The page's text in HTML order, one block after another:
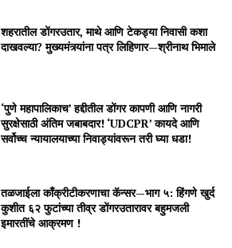
शहरातील डोंगरउतार, माथे आणि टेकड्या निवासी कशा
दाखवल्या? मुख्यमंत्र्यांना पत्र लिहिणार—श्रीनाथ भिमाले
‘पुणे महापालिकाच’ हद्दीतील डोंगर कापणी आणि नागरी
सुरक्षेसाठी अंतिम जबाबदार! ‘UDCPR’ कायदे आणि
सर्वोच्च न्यायालयाच्या निवाड्यांवरून तरी घ्या धडा!
तळजाईला काँक्रीटीकरणाचा कॅन्सर—भाग ५: हिंगणे खुर्द
कुशीत ६२ फुटांच्या तीव्र डोंगरउतारावर बहुमजली
इमारतींचे आक्रमण !